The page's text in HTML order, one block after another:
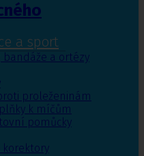
a sport
bandáže a ortézy
proleženinám
k míčům
pomůcky
korektory